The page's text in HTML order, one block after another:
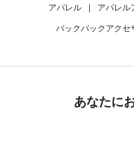
アパレル | アパレル
バックパックアクセ
あなたに